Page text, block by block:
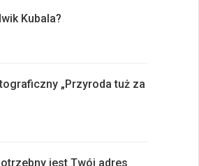
Kubala?
„Przyroda tuż za
jest Twój adres